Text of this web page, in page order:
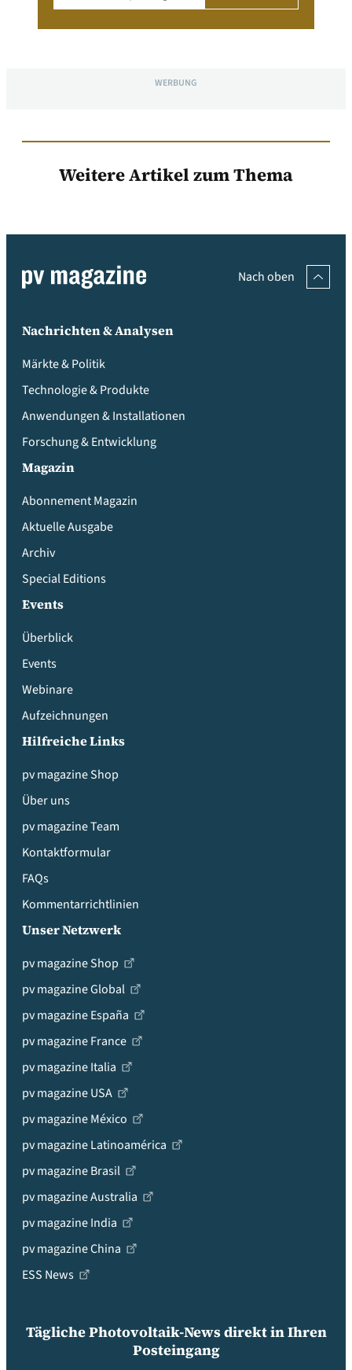
WERBUNG
Weitere Artikel zum Thema
Nach oben
Nachrichten & Analysen
Märkte & Politik
Technologie & Produkte
Anwendungen & Installationen
Forschung & Entwicklung
Magazin
Abonnement Magazin
Aktuelle Ausgabe
Archiv
Special Editions
Events
Überblick
Events
Webinare
Aufzeichnungen
Hilfreiche Links
pv magazine Shop
Über uns
pv magazine Team
Kontaktformular
FAQs
Kommentarrichtlinien
Unser Netzwerk
pv magazine Shop
pv magazine Global
pv magazine España
pv magazine France
pv magazine Italia
pv magazine USA
pv magazine México
pv magazine Latinoamérica
pv magazine Brasil
pv magazine Australia
pv magazine India
pv magazine China
ESS News
Tägliche Photovoltaik-News direkt in Ihren
Posteingang